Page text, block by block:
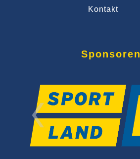
Kontakt
Sponsoren